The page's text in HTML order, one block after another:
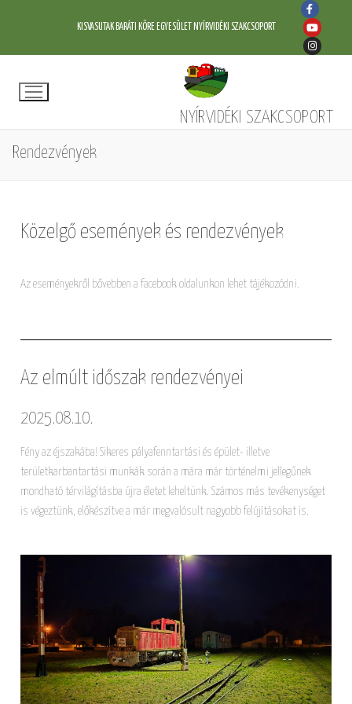
KISVASUTAK BARÁTI KÖRE EGYESÜLET NYÍRVIDÉKI SZAKCSOPORT
NYÍRVIDÉKI SZAKCSOPORT
Rendezvények
Közelgő események és rendezvények
Az eseményekről bővebben a facebook oldalunkon lehet tájékozódni.
Az elmúlt időszak rendezvényei
2025.08.10.
Fény az éjszakába! Sikeres pályafenntartási és épület- illetve
területkarbantartási munkák során a mára már történelmi jellegűnek
mondható térvilágításba újra életet leheltünk. Számos más tevékenységet
is végeztünk, előkészítve a már megvalósult nagyobb felújításokat is.